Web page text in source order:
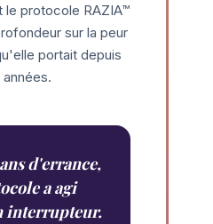
le protocole RAZIA™
sur la peur
portait depuis
d'errance,
a agi
interrupteur.